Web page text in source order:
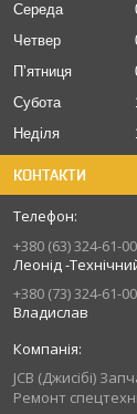
Середа
Четвер
Пʼятниця
Субота
Неділя
КОНТАКТИ
+380 (63) 324-61-00
Леонід -
+380 (73) 324-61-00
Владислав
JCB (Джисібі)
Ремонт